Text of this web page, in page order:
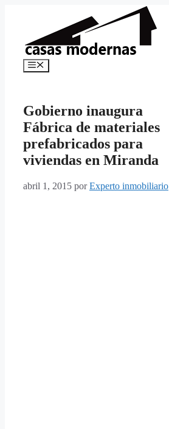
Menú
Gobierno inaugura
Fábrica de materiales
prefabricados para
viviendas en Miranda
abril 1, 2015 porExperto inmobiliario